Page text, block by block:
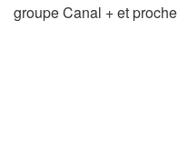
groupe Canal + et proche